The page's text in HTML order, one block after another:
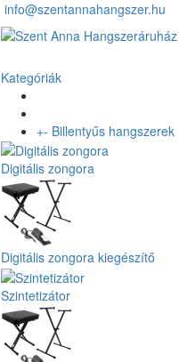
info@szentannahangszer.hu
Kategóriák
+- Billentyűs hangszerek
Digitális zongora
Digitális zongora kiegészítő
Szintetizátor